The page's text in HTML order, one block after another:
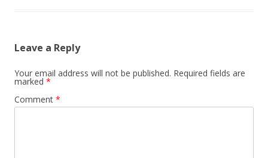
Leave a Reply
Your email address will not be published. Required fields are
marked *
Comment *